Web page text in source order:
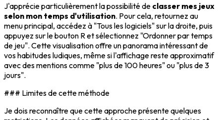
J'apprécie particulièrement la possibilité de classer mes jeux
selon mon temps d'utilisation. Pour cela, retournez au
menu principal, accédez à "Tous les logiciels" sur la droite, puis
appuyez sur le bouton R et sélectionnez "Ordonner par temps
de jeu". Cette visualisation offre un panorama intéressant de
vos habitudes ludiques, même si l'affichage reste approximatif
avec des mentions comme "plus de 100 heures" ou "plus de 3
jours".
### Limites de cette méthode
Je dois reconnaître que cette approche présente quelques